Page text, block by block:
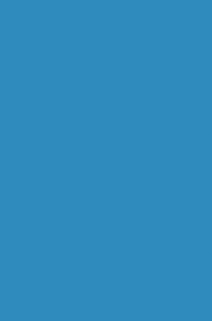
রেমিট্যান্স
মজুত আছে: খাদ্য মন্ত্রণালয়